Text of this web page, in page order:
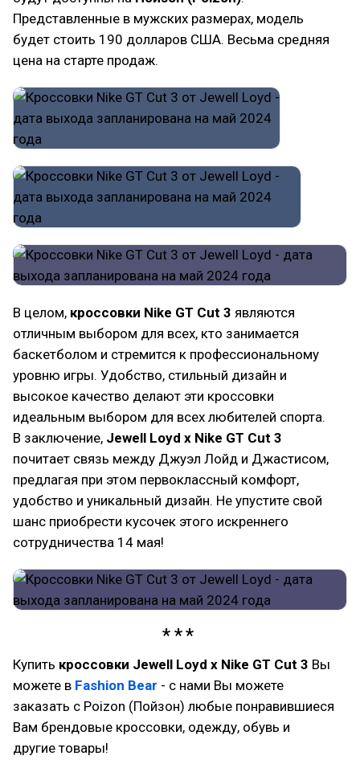
Представленные в мужских размерах, модель
будет стоить 190 долларов США. Весьма средняя
цена на старте продаж.
В целом, кроссовки Nike GT Cut 3 являются
отличным выбором для всех, кто занимается
баскетболом и стремится к профессиональному
уровню игры. Удобство, стильный дизайн и
высокое качество делают эти кроссовки
идеальным выбором для всех любителей спорта.
В заключение, Jewell Loyd x Nike GT Cut 3
почитает связь между Джуэл Лойд и Джастисом,
предлагая при этом первоклассный комфорт,
удобство и уникальный дизайн. Не упустите свой
шанс приобрести кусочек этого искреннего
сотрудничества 14 мая!
Купить кроссовки Jewell Loyd x Nike GT Cut 3 Вы
можете в Fashion Bear - с нами Вы можете
заказать с Poizon (Пойзон) любые понравившиеся
Вам брендовые кроссовки, одежду, обувь и
другие товары!